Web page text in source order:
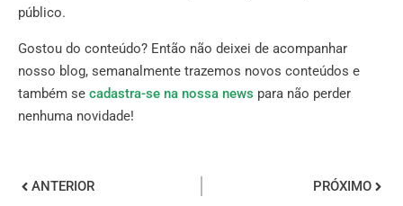
público.
Gostou do conteúdo? Então não deixei de acompanhar
nosso blog, semanalmente trazemos novos conteúdos e
também se cadastra-se na nossa news para não perder
nenhuma novidade!
ANTERIOR PRÓXIMO